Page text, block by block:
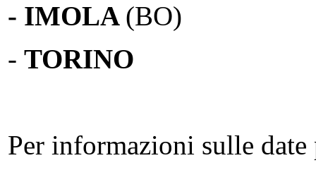
- IMOLA (BO)
- TORINO
Per informazioni sulle